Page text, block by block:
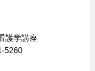
護学講座